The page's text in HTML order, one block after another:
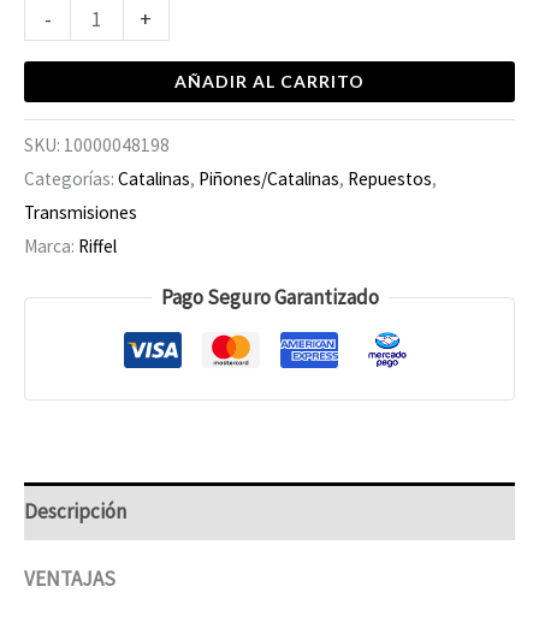
- +
AÑADIR AL CARRITO
SKU: 10000048198
Categorías: Catalinas, Piñones/Catalinas, Repuestos,
Transmisiones
Marca: Riffel
Pago Seguro Garantizado
Descripción
VENTAJAS